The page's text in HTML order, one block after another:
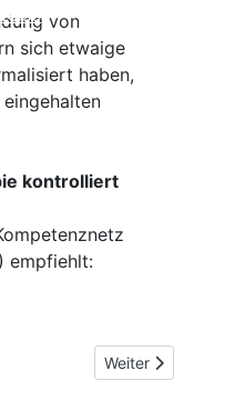
von
sich etwaige
haben,
kontrolliert
empfiehlt:
haben
Nächster
Weiter